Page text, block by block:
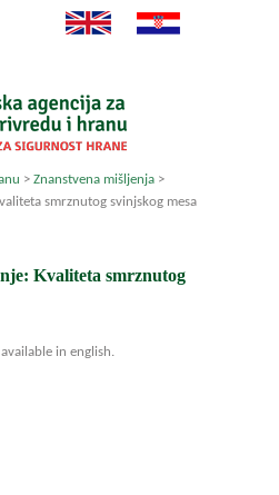
> Znanstvena mišljenja >
smrznutog svinjskog mesa
Kvaliteta smrznutog
in english.